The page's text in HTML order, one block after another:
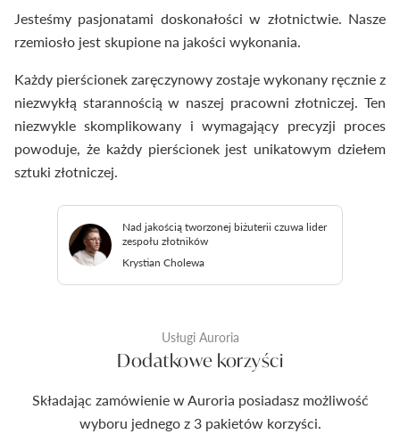
Jesteśmy pasjonatami doskonałości w złotnictwie. Nasze
rzemiosło jest skupione na jakości wykonania.
Każdy pierścionek zaręczynowy zostaje wykonany ręcznie z
niezwykłą starannością w naszej pracowni złotniczej. Ten
niezwykle skomplikowany i wymagający precyzji proces
powoduje, że każdy pierścionek jest unikatowym dziełem
sztuki złotniczej.
Nad jakością tworzonej biżuterii czuwa lider
zespołu złotników
Krystian Cholewa
Usługi Auroria
Dodatkowe korzyści
Składając zamówienie w Auroria posiadasz możliwość
wyboru jednego z 3 pakietów korzyści.